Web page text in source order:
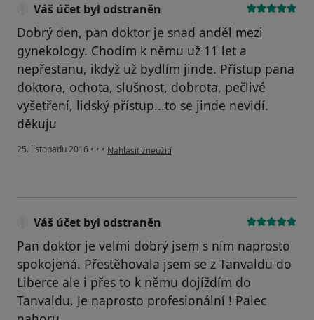
Váš účet byl odstraněn
Dobrý den, pan doktor je snad anděl mezi
gynekology. Chodím k němu už 11 let a
nepřestanu, ikdyž už bydlím jinde. Přístup pana
doktora, ochota, slušnost, dobrota, pečlivé
vyšetření, lidský přístup...to se jinde nevidí.
děkuju
25. listopadu 2016 • • • podle názoru uživatele Váš účet byl odstraněn
Nahlásit zneužití
Váš účet byl odstraněn
Pan doktor je velmi dobrý jsem s ním naprosto
spokojená. Přestěhovala jsem se z Tanvaldu do
Liberce ale i přes to k němu dojíždím do
Tanvaldu. Je naprosto profesionální ! Palec